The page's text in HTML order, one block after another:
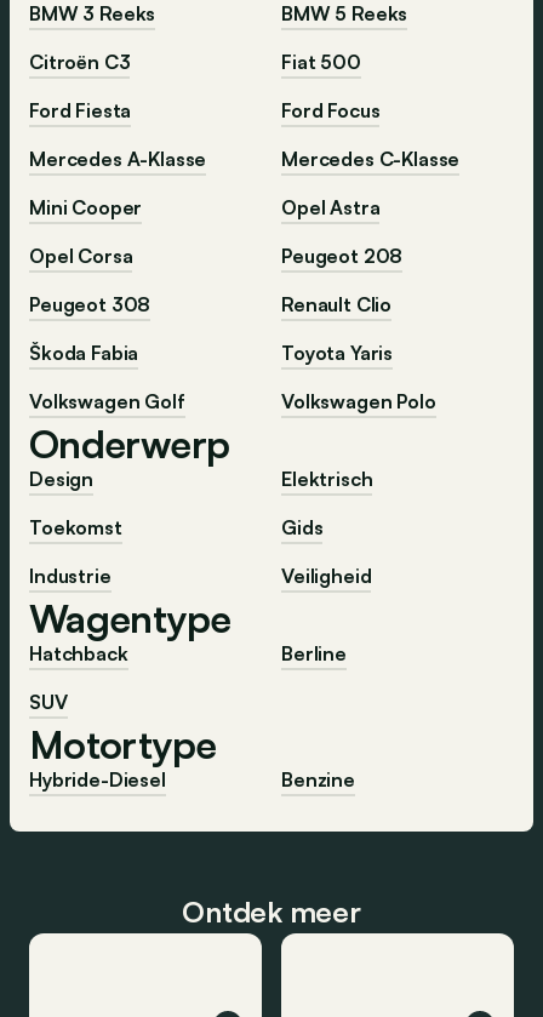
BMW 3 Reeks
BMW 5 Reeks
Citroën C3
Fiat 500
Ford Fiesta
Ford Focus
Mercedes A-Klasse
Mercedes C-Klasse
Mini Cooper
Opel Astra
Opel Corsa
Peugeot 208
Peugeot 308
Renault Clio
Škoda Fabia
Toyota Yaris
Volkswagen Golf
Volkswagen Polo
Onderwerp
Design
Elektrisch
Toekomst
Gids
Industrie
Veiligheid
Wagentype
Hatchback
Berline
SUV
Motortype
Hybride-Diesel Benzine
Ontdek meer